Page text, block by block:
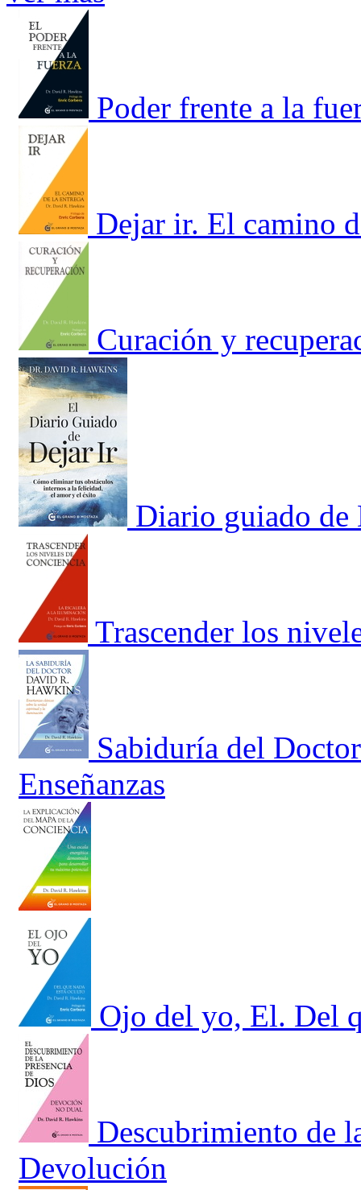
Poder frente a la
Dejar ir. El camino
Curación y
Diario guiado
Trascender los
Sabiduría del
Enseñanzas
Ojo del yo, El. Del
Descubrimiento de
Devolución